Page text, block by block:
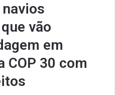
vão
em
COP 30 com